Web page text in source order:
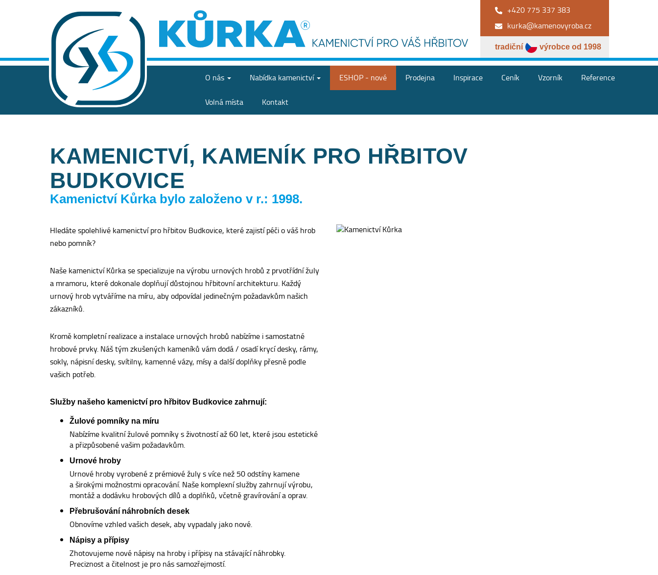
+420 775 337 383
kurka@kamenovyroba.cz
tradiční výrobce od 1998
O nás Nabídkakamenictví ESHOP - nové Prodejna Inspirace Ceník Vzorník
Reference
Volná místa
Kontakt
KAMENICTVÍ, KAMENÍK PRO HŘBITOV
BUDKOVICE
Kamenictví Kůrka bylo založeno v r.: 1998.
Hledáte spolehlivé kamenictví pro hřbitov Budkovice, které zajistí péči o váš hrob
nebo pomník?
Naše kamenictví Kůrka se specializuje na výrobu urnových hrobů z prvotřídní žuly
a mramoru, které dokonale doplňují důstojnou hřbitovní architekturu. Každý
urnový hrob vytváříme na míru, aby odpovídal jedinečným požadavkům našich
zákazníků.
Kromě kompletní realizace a instalace urnových hrobů nabízíme i samostatné
hrobové prvky. Náš tým zkušených kameníků vám dodá / osadí krycí desky, rámy,
sokly, nápisní desky, svítilny, kamenné vázy, mísy a další doplňky přesně podle
vašich potřeb.
Služby našeho kamenictví pro hřbitov Budkovice zahrnují:
Žulové pomníky na míru
Nabízíme kvalitní žulové pomníky s životností až 60 let, které jsou estetické
a přizpůsobené vašim požadavkům.
Urnové hroby
Urnové hroby vyrobené z prémiové žuly s více než 50 odstíny kamene
a širokými možnostmi opracování. Naše komplexní služby zahrnují výrobu,
montáž a dodávku hrobových dílů a doplňků, včetně gravírování a oprav.
Přebrušování náhrobních desek
Obnovíme vzhled vašich desek, aby vypadaly jako nové.
Nápisy a přípisy
Zhotovujeme nové nápisy na hroby i přípisy na stávající náhrobky.
Preciznost a čitelnost je pro nás samozřejmostí.